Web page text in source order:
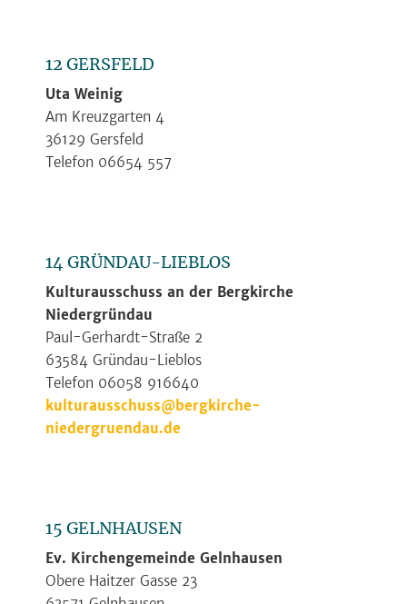
12 GERSFELD
Uta Weinig
Am Kreuzgarten 4
36129 Gersfeld
Telefon 06654 557
14 GRÜNDAU-LIEBLOS
Kulturausschuss an der Bergkirche
Niedergründau
Paul-Gerhardt-Straße 2
63584 Gründau-Lieblos
Telefon 06058 916640
kulturausschuss@bergkirche-
niedergruendau.de
15 GELNHAUSEN
Ev. Kirchengemeinde Gelnhausen
Obere Haitzer Gasse 23